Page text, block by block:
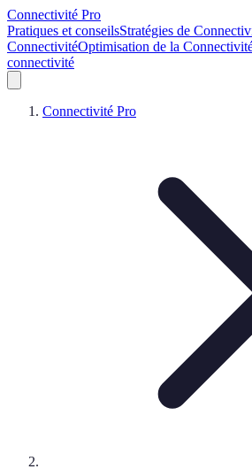
Connectivité Pro
Pratiques et conseilsStratégies de
ConnectivitéOptimisation de la
connectivité
Connectivité Pro